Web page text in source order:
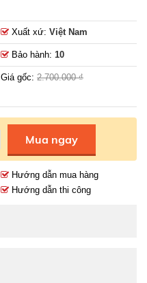
Xuất xứ: Việt Nam
Bảo hành: 10
Giá gốc: 2.700.000 ₫
Mua ngay
Hướng dẫn mua hàng
Hướng dẫn thi công